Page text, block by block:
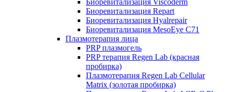
Биоревитализация Viscoderm
Биоревитализация Repart
Биоревитализация Hyalrepair
Биоревитализация MesoEye C71
Плазмотерапия лица
PRP плазмогель
PRP терапия Regen Lab (красная
пробирка)
Плазмотерапия Regen Lab Cellular
Matrix (золотая пробирка)